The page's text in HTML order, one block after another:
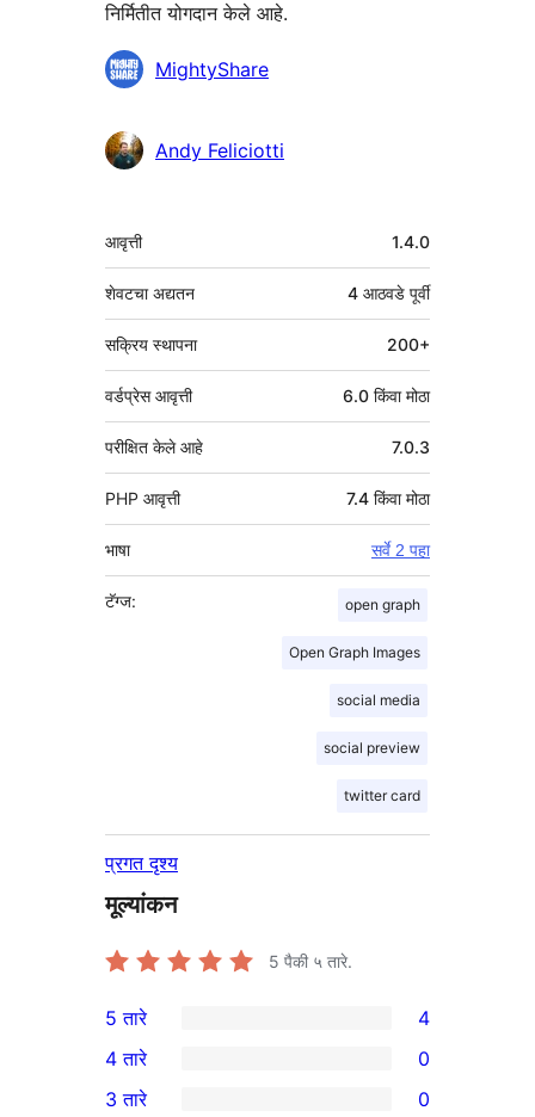
निर्मितीत योगदान केले आहे.
योगदानकर्तेMightyShare
Andy Feliciotti
मेटा
आवृत्ती 1.4.0
शेवटचा अद्यतन 4 आठवडे पूर्वी
सक्रिय स्थापना 200+
वर्डप्रेस आवृत्ती 6.0 किंवा मोठा
परीक्षित केले आहे 7.0.3
PHP आवृत्ती 7.4 किंवा मोठा
भाषा सर्वे 2 पहा
टॅग्ज: open graph
Open Graph Images
social media
social preview
twitter card
प्रगत दृश्य
मूल्यांकन
5 पैकी ५ तारे.
4
5-
तारांकित
5 तारे 4
4-
4 तारे 0
3 तारे 0